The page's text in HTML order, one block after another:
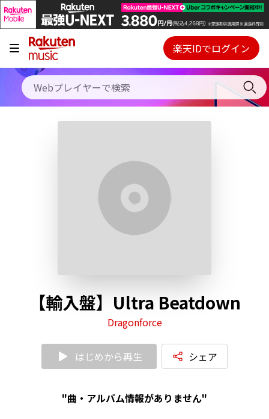
キャンペーン
料金プラン
使い方
Webプレイヤー
ご契約内容の確認・変更
楽天IDでログイン
【輸入盤】Ultra Beatdown
Dragonforce
はじめから再生 シェア
"曲・アルバム情報がありません"